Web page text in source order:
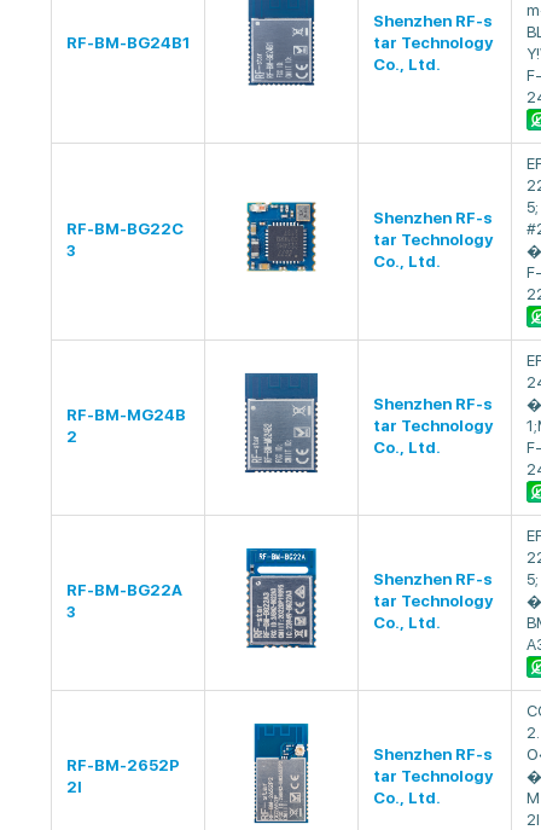
RF-BM-BG24B1
Shenzhen RF-s
tar Technology
Co., Ltd.
RF-BM-BG22C
3
Shenzhen RF-s
tar Technology
Co., Ltd.
RF-BM-MG24B
2
Shenzhen RF-s
tar Technology
Co., Ltd.
RF-BM-BG22A
3
Shenzhen RF-s
tar Technology
Co., Ltd.
RF-BM-2652P
2I
Shenzhen RF-s
tar Technology
Co., Ltd.
2I